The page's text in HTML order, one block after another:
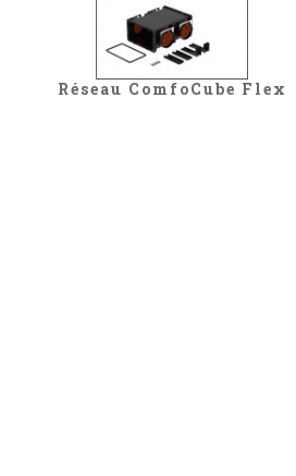
Réseau ComfoCube Flex